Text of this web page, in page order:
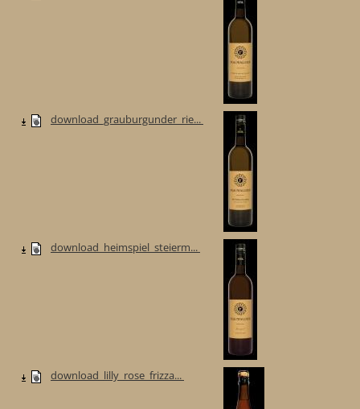
download_grauburgunder_rie...
download_heimspiel_steierm...
download_lilly_rose_frizza...